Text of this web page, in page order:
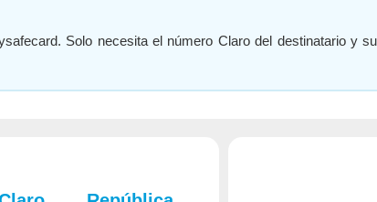
Solo necesita el número Claro del destinatario y